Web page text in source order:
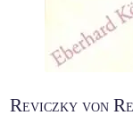
Reviczky von